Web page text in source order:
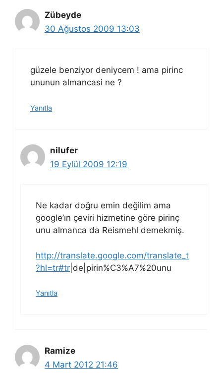
Zübeyde
30 Ağustos 2009 13:03
güzele benziyor deniycem ! ama pirinc
ununun almancasi ne ?
Yanıtla
nilufer
19 Eylül 2009 12:19
Ne kadar doğru emin değilim ama
google’ın çeviri hizmetine göre pirinç
unu almanca da Reismehl demekmiş.
http://translate.google.com/translate_t
?hl=tr#tr |de|pirin%C3%A7%20unu
Yanıtla
Ramize
4 Mart 2012 21:46